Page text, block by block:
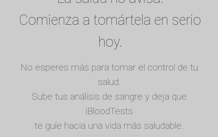
Comienza a tomártela en serio
hoy.
No esperes más para tomar el control de tu
salud.
Sube tus análisis de sangre y deja que
iBloodTests
te guíe hacia una vida más saludable.